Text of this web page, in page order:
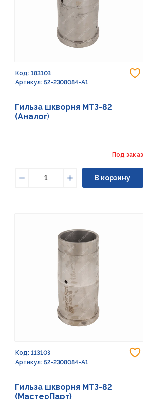
Код: 183103
Артикул: 52-2308084-А1
Гильза шкворня МТЗ-82
(Аналог)
Под заказ
Увеличить
В корзину
Добавить в избранное
Код: 113103
Артикул: 52-2308084-А1
Гильза шкворня МТЗ-82
(МастерПарт)